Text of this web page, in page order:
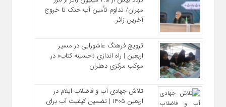
مهران/ تداوم تأمین آب خنک تا خروج
آخرین زائر
ترویج فرهنگ عاشورایی در مسیر
اربعین | راه‌ اندازی «حسینه کتاب» در
موکب مرکزی دهلران
تلاش جهادی آب و فاضلاب ایلام در
اربعین ۱۴۰۵ | تضمین کیفیت آب برای